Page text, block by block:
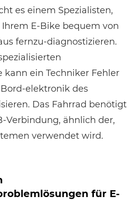
es einem Spezialisten,
E-Bike bequem von
fernzu-diagnostizieren.
kann ein Techniker Fehler
elektronik des
Das Fahrrad benötigt
Verbindung, ähnlich der,
verwendet wird.
für E-